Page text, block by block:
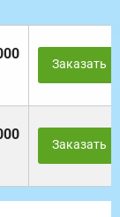
Заказать
Заказать